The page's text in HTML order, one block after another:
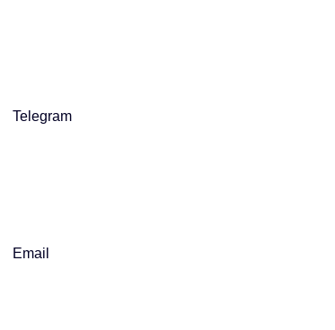
Telegram
Email